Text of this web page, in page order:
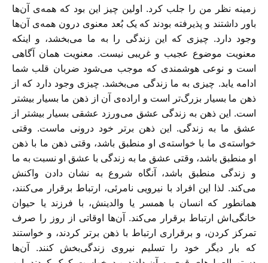
زمینه نظر من را جلب کرد. اولین چیز این بود که همه‌ی آن‌ها
باور داشتند و پذیرفته بودند که یک بُعد معنوی درون همه‌ی آن‌ها
وجود دارد. چیزی که این زندگی را به ما می‌بخشد، و اینکه
معنویت موضوع عجیب و غریبی نیست. معنویت‌‌ همان آگاهی
است و نوعی هوشمندی که موجب می‌شود ضربان قلب شما
ادامه یابد. چیزی به ما زندگی می‌بخشد. چیزی وجود دارد که از
ذهن ما بسیار بزرگ‌تر است و اراده‌ی آن از ذهن ما بسیار بیشتر
است. این ذهن به زندگی عشق می‌ورزد عشقی بسیار بیشتر از
عشق ما به زندگی. این ذهن بر‌تر خود درونی ماست. وقتی
خواسته‌ی ما با خواسته‌ی او منطبق باشد، وقتی ذهن ما با ذهن
او منطبق باشد، وقتی عشق ما به زندگی با عشق او نسبت به ما
و زندگی منطبق باشد، آنگاه شروع به نشان دادن واکنش
می‌کند. لذا این افراد با نیرویی نامرئی، ارتباط برقرار می‌کنند،
همانطور که انسان با همسر یا والدینش، با فرزند یا حیوان
خانگی‌اش ارتباط برقرار می‌کند. آن‌ها اوقاتی از روز را صرف
تمرکز کردن، و برقراری ارتباط با ذهن بر‌تر کردند، و خواستند
که بار دیگر خود را تسلیم نیروی زندگی‌بخش کنند. آن‌ها